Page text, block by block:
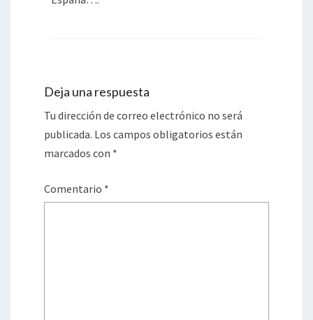
Deja una respuesta
Tu dirección de correo electrónico no será
publicada. Los campos obligatorios están
marcados con *
Comentario *